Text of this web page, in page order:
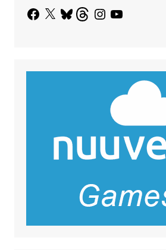
Facebook
X BlueskyThreadsInstagram
YouTube